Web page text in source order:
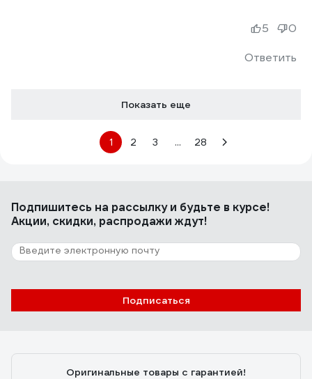
Ответить
5 0
Показать еще
1 2 3 ... 28
Подпишитесь на рассылкуи будьте в курсе!
Акции, скидки, распродажи ждут!
Подписаться
Оригинальные товары с гарантией!